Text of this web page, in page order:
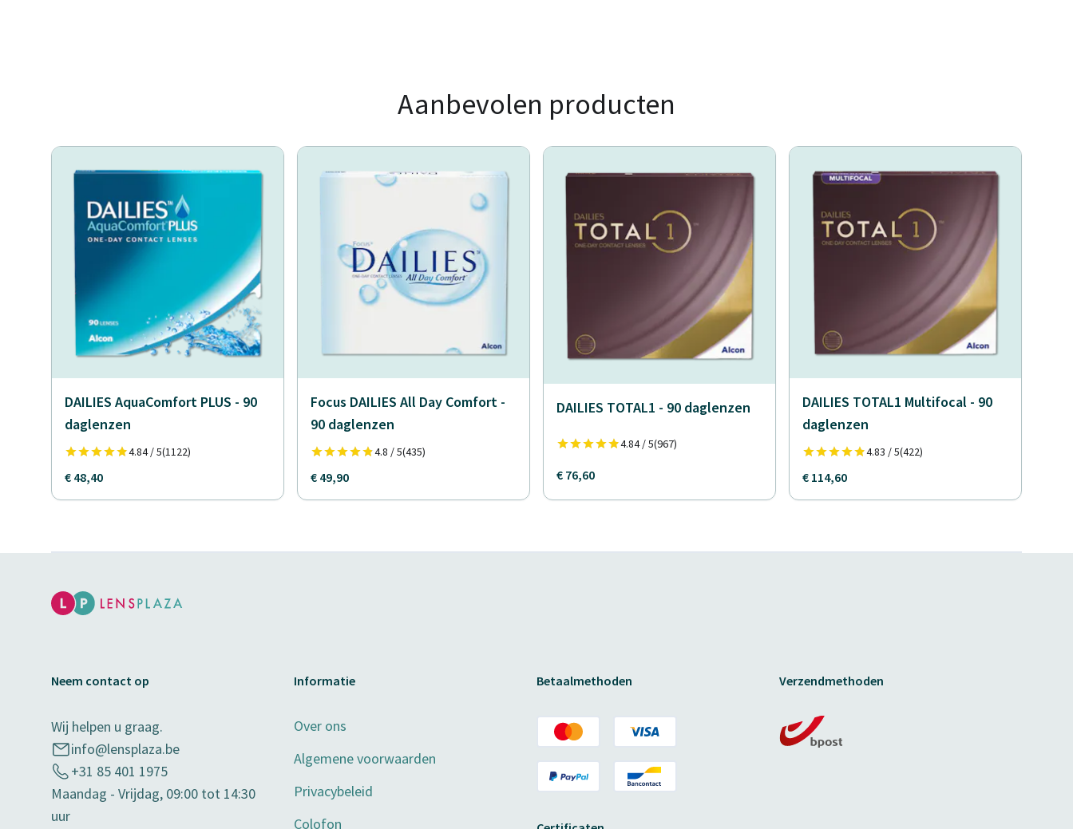
Aanbevolen producten
DAILIES AquaComfort PLUS - 90
daglenzen
4.84 / 5(1122)
€ 48,40
Focus DAILIES All Day Comfort -
90 daglenzen
4.8 / 5(435)
€ 49,90
DAILIES TOTAL1 - 90 daglenzen
4.84 / 5(967)
€ 76,60
DAILIES TOTAL1 Multifocal - 90
daglenzen
4.83 / 5(422)
€ 114,60
Neem contact op
Wij helpen u graag.
info@lensplaza.be
+31 85 401 1975
Maandag - Vrijdag, 09:00 tot 14:30
uur
Informatie
Over ons
Algemene voorwaarden
Privacybeleid
Colofon
Betaalmethoden Verzendmethoden